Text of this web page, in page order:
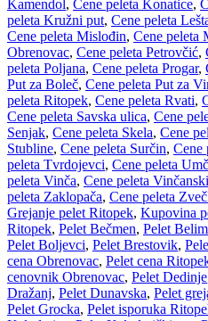
Kamendol, Cene peleta Konatice,
peleta Kružni put, Cene peleta
Cene peleta Mislođin, Cene peleta
Obrenovac, Cene peleta Petrovčić,
peleta Poljana, Cene peleta Progar,
Put za Boleč, Cene peleta Put za
peleta Ritopek, Cene peleta Rvati,
Cene peleta Savska ulica, Cene
Senjak, Cene peleta Skela, Cene
Stubline, Cene peleta Surčin, Cene
peleta Tvrdojevci, Cene peleta
peleta Vinča, Cene peleta
peleta Zaklopača, Cene peleta
Grejanje pelet Ritopek, Kupovina
Ritopek, Pelet Bečmen, Pelet
Pelet Boljevci, Pelet Brestovik,
cena Obrenovac, Pelet cena
cenovnik Obrenovac, Pelet Dedinje
Dražanj, Pelet Dunavska, Pelet
Pelet Grocka, Pelet isporuka